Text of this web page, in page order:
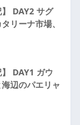
】 DAY2 サグ
リーナ市場、
】 DAY1 ガウ
辺のパエリャ